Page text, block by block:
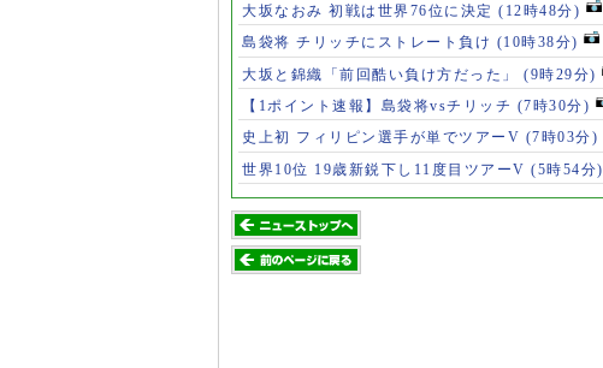
大坂なおみ 初戦は世界76位に決定 (12時48分)
島袋将 チリッチにストレート負け (10時38分)
大坂と錦織「前回酷い負け方だった」 (9時29分)
【1ポイント速報】島袋将vsチリッチ (7時30分)
史上初 フィリピン選手が単でツアーV (7時03分)
世界10位 19歳新鋭下し11度目ツアーV (5時54分)